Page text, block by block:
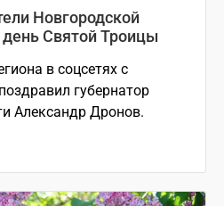
Новгородской
Святой Троицы
в соцсетях с
губернатор
Александр Дронов.